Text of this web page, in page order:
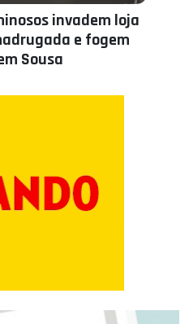
invadem loja
e fogem
Sousa